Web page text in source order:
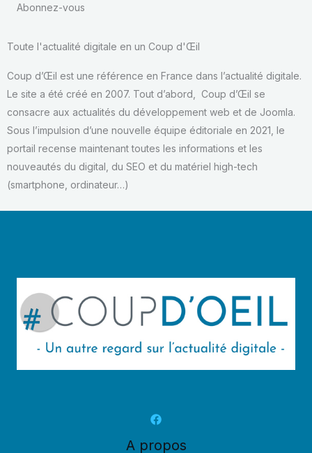
Abonnez-vous
Toute l'actualité digitale en un Coup d'Œil
Coup d’Œil est une référence en France dans l’actualité digitale.
Le site a été créé en 2007. Tout d’abord, Coup d’Œil se
consacre aux actualités du développement web et de Joomla.
Sous l’impulsion d’une nouvelle équipe éditoriale en 2021, le
portail recense maintenant toutes les informations et les
nouveautés du digital, du SEO et du matériel high-tech
(smartphone, ordinateur…)
A propos